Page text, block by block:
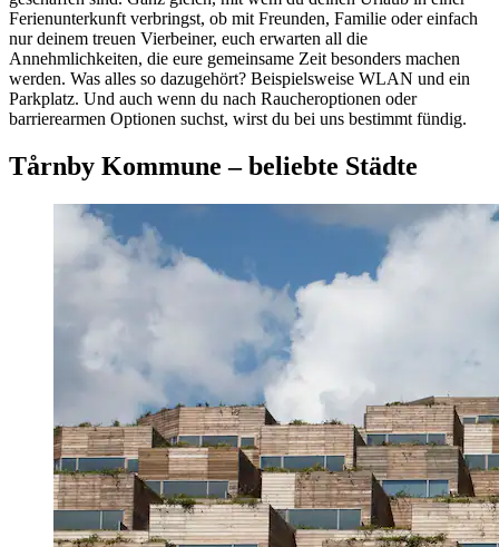
Ferienunterkunft verbringst, ob mit Freunden, Familie oder einfach
nur deinem treuen Vierbeiner, euch erwarten all die
Annehmlichkeiten, die eure gemeinsame Zeit besonders machen
werden. Was alles so dazugehört? Beispielsweise WLAN und ein
Parkplatz. Und auch wenn du nach Raucheroptionen oder
barrierearmen Optionen suchst, wirst du bei uns bestimmt fündig.
Tårnby Kommune – beliebte Städte